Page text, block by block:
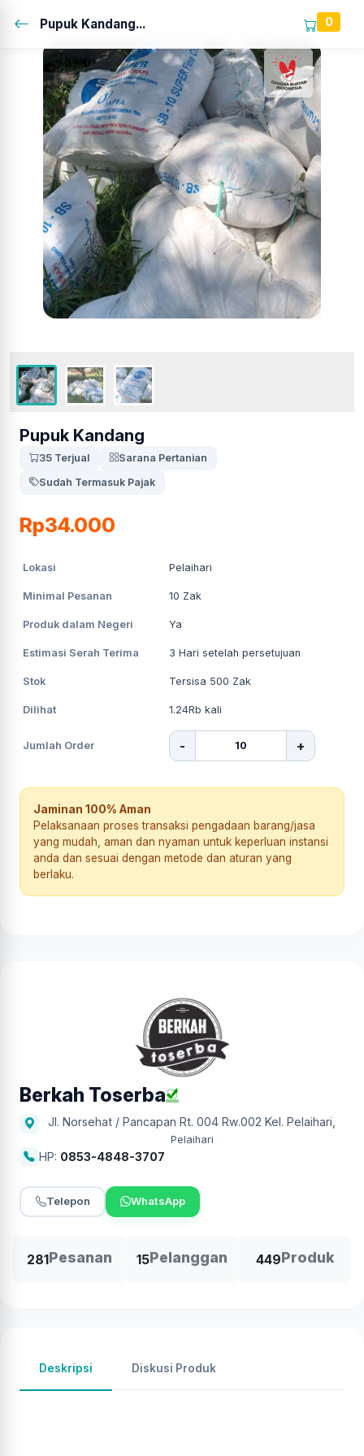
Pupuk Kandang... 0
Pupuk Kandang
35 Terjual
Sarana Pertanian
Sudah Termasuk Pajak
Rp34.000
Lokasi Pelaihari
Minimal Pesanan 10 Zak
Produk dalam Negeri Ya
Estimasi Serah Terima 3 Hari setelah persetujuan
Stok Tersisa 500 Zak
Dilihat 1.24Rb kali
Jumlah Order - +
Jaminan 100% Aman
Pelaksanaan proses transaksi pengadaan barang/jasa
yang mudah, aman dan nyaman untuk keperluan instansi
anda dan sesuai dengan metode dan aturan yang
berlaku.
Berkah Toserba
Jl. Norsehat / Pancapan Rt. 004 Rw.002 Kel. Pelaihari
Pelaihari
HP: 0853-4848-3707
Telepon WhatsApp
281Pesanan 15Pelanggan 449Produk
Deskripsi Diskusi Produk